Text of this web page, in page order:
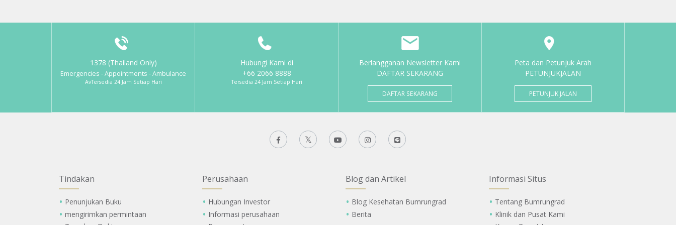
1378 (Thailand Only)
Emergencies - Appointments - Ambulance
AvTersedia 24 Jam Setiap Hari
Hubungi Kami di
+66 2066 8888
Tersedia 24 Jam Setiap Hari
Berlangganan Newsletter Kami
DAFTAR SEKARANG
DAFTAR SEKARANG
Peta dan Petunjuk Arah
PETUNJUKJALAN
PETUNJUK JALAN
Tindakan
Penunjukan Buku
mengirimkan permintaan
Perusahaan
Hubungan Investor
Informasi perusahaan
Blog dan Artikel
Blog Kesehatan Bumrungrad
Berita
Informasi Situs
Tentang Bumrungrad
Klinik dan Pusat Kami